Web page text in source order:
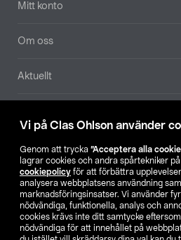
Vi på Clas Ohlson använder
Genom att trycka ”Acceptera alla
lagrar cookies och andra spårtekniker
cookiepolicy för att förbättra
analysera webbplatsens användning
marknadsföringsinsatser. Vi använder
nödvändiga, funktionella, analys och
cookies krävs inte ditt samtycke
nödvändiga för att innehållet på
Mitt konto
Om oss
Aktuellt
Hitta
SE NO